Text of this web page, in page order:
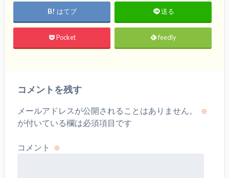
はてブ 送る
Pocket feedly
コメントを残す
メールアドレスが公開されることはありません。 ※
が付いている欄は必須項目です
コメント ※